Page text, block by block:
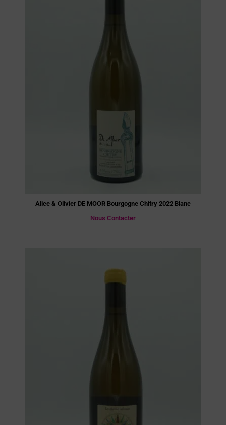
Alice & Olivier DE MOOR Bourgogne Chitry 2022 Blanc
Nous Contacter